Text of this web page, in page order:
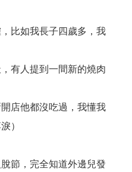
比如我長子四歲多，我
有人提到一間新的燒肉
店他都沒吃過，我懂我
）
節，完全知道外邊兒發